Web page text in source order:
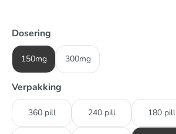
Dosering
150mg 300mg
Verpakking
360 pill 240 pill 180 pill